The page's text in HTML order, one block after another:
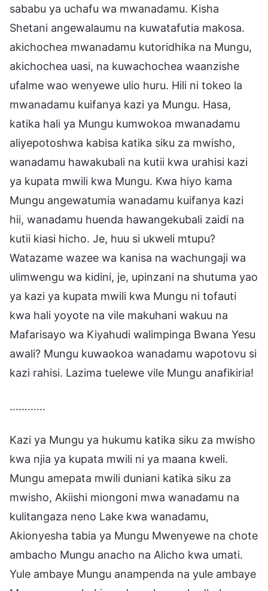
sababu ya uchafu wa mwanadamu. Kisha
Shetani angewalaumu na kuwatafutia makosa.
akichochea mwanadamu kutoridhika na Mungu,
akichochea uasi, na kuwachochea waanzishe
ufalme wao wenyewe ulio huru. Hili ni tokeo la
mwanadamu kuifanya kazi ya Mungu. Hasa,
katika hali ya Mungu kumwokoa mwanadamu
aliyepotoshwa kabisa katika siku za mwisho,
wanadamu hawakubali na kutii kwa urahisi kazi
ya kupata mwili kwa Mungu. Kwa hiyo kama
Mungu angewatumia wanadamu kuifanya kazi
hii, wanadamu huenda hawangekubali zaidi na
kutii kiasi hicho. Je, huu si ukweli mtupu?
Watazame wazee wa kanisa na wachungaji wa
ulimwengu wa kidini, je, upinzani na shutuma yao
ya kazi ya kupata mwili kwa Mungu ni tofauti
kwa hali yoyote na vile makuhani wakuu na
Mafarisayo wa Kiyahudi walimpinga Bwana Yesu
awali? Mungu kuwaokoa wanadamu wapotovu si
kazi rahisi. Lazima tuelewe vile Mungu anafikiria!
…………
Kazi ya Mungu ya hukumu katika siku za mwisho
kwa njia ya kupata mwili ni ya maana kweli.
Mungu amepata mwili duniani katika siku za
mwisho, Akiishi miongoni mwa wanadamu na
kulitangaza neno Lake kwa wanadamu,
Akionyesha tabia ya Mungu Mwenyewe na chote
ambacho Mungu anacho na Alicho kwa umati.
Yule ambaye Mungu anampenda na yule ambaye